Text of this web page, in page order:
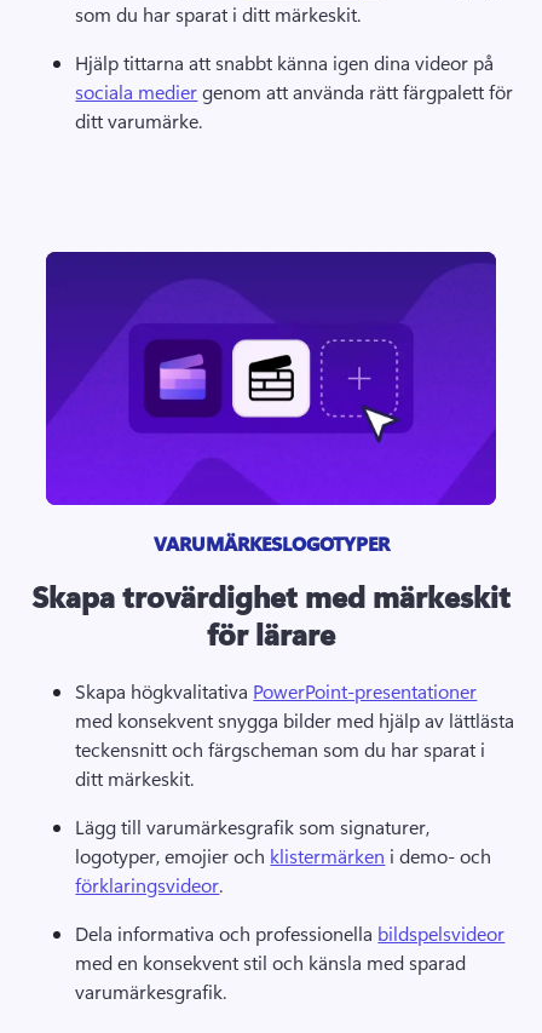
som du har sparat i ditt märkeskit.
Hjälp tittarna att snabbt känna igen dina videor på
sociala medier genom att använda rätt färgpalett för
ditt varumärke.
VARUMÄRKESLOGOTYPER
Skapa trovärdighet med märkeskit
för lärare
Skapa högkvalitativa PowerPoint-presentationer
med konsekvent snygga bilder med hjälp av lättlästa
teckensnitt och färgscheman som du har sparat i
ditt märkeskit.
Lägg till varumärkesgrafik som signaturer,
logotyper, emojier och klistermärken i demo- och
förklaringsvideor.
Dela informativa och professionella bildspelsvideor
med en konsekvent stil och känsla med sparad
varumärkesgrafik.